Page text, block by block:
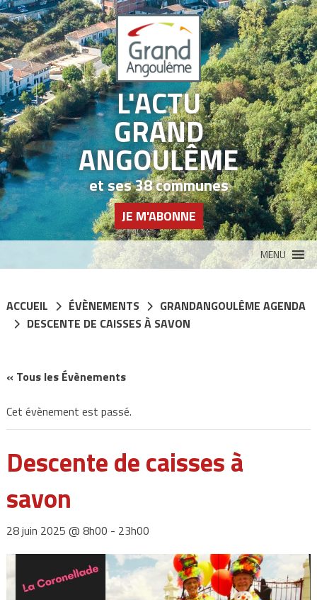
L'ACTU
GRAND
ANGOULÊME
et ses 38 communes
JE M'ABONNE
MENU
ACCUEIL ÉVÈNEMENTS
GRANDANGOULÊME AGENDA
DESCENTE DE CAISSES À SAVON
« Tous les Évènements
Cet évènement est passé.
Descente de caisses à
savon
28 juin 2025 @ 8h00 - 23h00
Panneau de gestion des cookies